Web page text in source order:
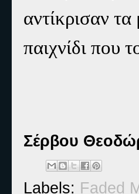
αντίκρισαν
παιχνίδι που
Σέρβου
Labels: Faded